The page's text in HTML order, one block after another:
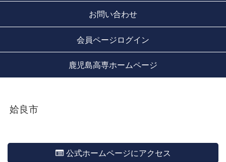
お問い合わせ
会員ページログイン
鹿児島高専ホームページ
姶良市
公式ホームページにアクセス